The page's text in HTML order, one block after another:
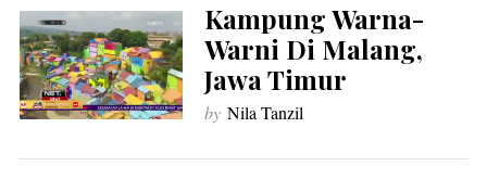
Kampung Warna-
Warni Di Malang,
Jawa Timur
by Nila Tanzil